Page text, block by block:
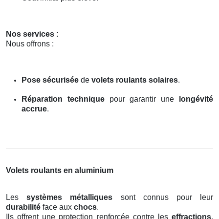
Nos services :
Nous offrons :
Pose sécurisée de volets roulants solaires.
Réparation techniquepour garantir une
longévité
accrue.
Volets roulants en aluminium
Lessystèmes métalliques sont connus pour leur
durabilité face aux chocs.
Ils offrent une protection renforcée contre les effractions,